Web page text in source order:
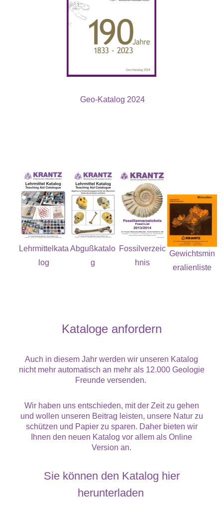
Geo-Katalog 2024
Lehrmittelkata
log
Abgußkatalo
g
Fossilverzeic
hnis
Gewichtsmin
eralienliste
Kataloge anfordern
Auch in diesem Jahr werden wir unseren Katalog
nicht mehr automatisch an mehr als 12.000 Geologie
Freunde versenden.
Wir haben uns entschieden, mit der Zeit zu gehen
und wollen unseren Beitrag leisten, unsere Natur zu
schützen und Papier zu sparen. Daher bieten wir
Ihnen den neuen Katalog vor allem als Online
Version an.
Sie können den Katalog hier
herunterladen